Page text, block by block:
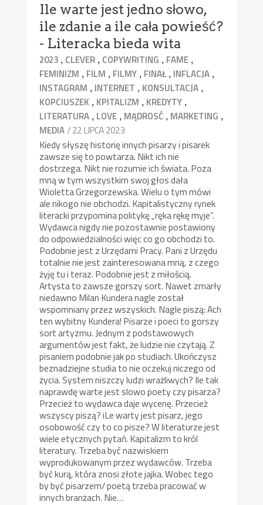
Ile warte jest jedno słowo,
ile zdanie a ile cała powieść?
- Literacka bieda wita
2023 , CLEVER , COPYWRITING , FAME ,
FEMINIZM , FILM , FILMY , FINAŁ , INFLACJA ,
INSTAGRAM , INTERNET , KONSULTACJA ,
KOPCIUSZEK , KPITALIZM , KREDYTY ,
LITERATURA , LOVE , MĄDROSĆ , MARKETING ,
MEDIA/ 22 LIPCA 2023
Kiedy słyszę historię innych pisarzy i pisarek
zawsze się to powtarza. Nikt ich nie
dostrzega. Nikt nie rozumie ich świata. Poza
mną w tym wszystkim swoj głos dała
Wioletta Grzegorzewska. Wielu o tym mówi
ale nikogo nie obchodzi. Kapitalistyczny rynek
literacki przypomina politykę „ręka rękę myje”.
Wydawca nigdy nie pozostawnie postawiony
do odpowiedzialności więc co go obchodzi to.
Podobnie jest z Urzędami Pracy. Pani z Urzędu
totalnie nie jest zainteresowana mną, z czego
żyję tu i teraz. Podobnie jest z miłością.
Artysta to zawsze gorszy sort. Nawet zmarły
niedawno Milan Kundera nagle został
wspomniany przez wszyskich. Nagle piszą: Ach
ten wybitny Kundera! Pisarze i poeci to gorszy
sort artyzmu. Jednym z podstawowych
argumentów jest fakt, że ludzie nie czytają. Z
pisaniem podobnie jak po studiach. Ukończysz
beznadziejne studia to nie oczekuj niczego od
życia. System niszczy ludzi wrażliwych? Ile tak
naprawdę warte jest slowo poety czy pisarza?
Przecież to wydawca daje wycenę. Przecież
wszyscy piszą? iLe warty jest pisarz, jego
osobowość czy to co pisze? W literaturze jest
wiele etycznych pytań. Kapitalizm to król
literatury. Trzeba być nazwiskiem
wyprodukowanym przez wydawców. Trzeba
być kurą, która znosi złote jajka. Wobec tego
by być pisarzem/ poetą trzeba pracować w
innych branżach. Nie…